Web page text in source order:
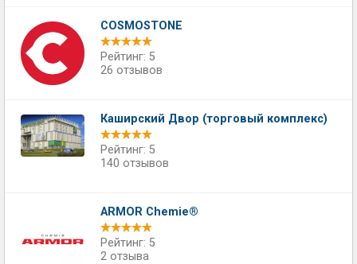
COSMOSTONE
Рейтинг: 5
26 отзывов
Каширский Двор (торговый комплекс)
Рейтинг: 5
140 отзывов
ARMOR Chemie®
Рейтинг: 5
2 отзыва